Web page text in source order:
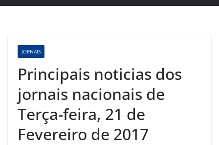
JORNAIS
Principais noticias dos
jornais nacionais de
Terça-feira, 21 de
Fevereiro de 2017